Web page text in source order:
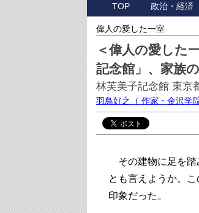
TOP 政治・経済
偉人の愛した一室
＜偉人の愛した
記念館」、家族
林芙美子記念館 東京
羽鳥好之 （ 作家・金沢学
その建物に足を踏
とも言えようか。
印象だった。